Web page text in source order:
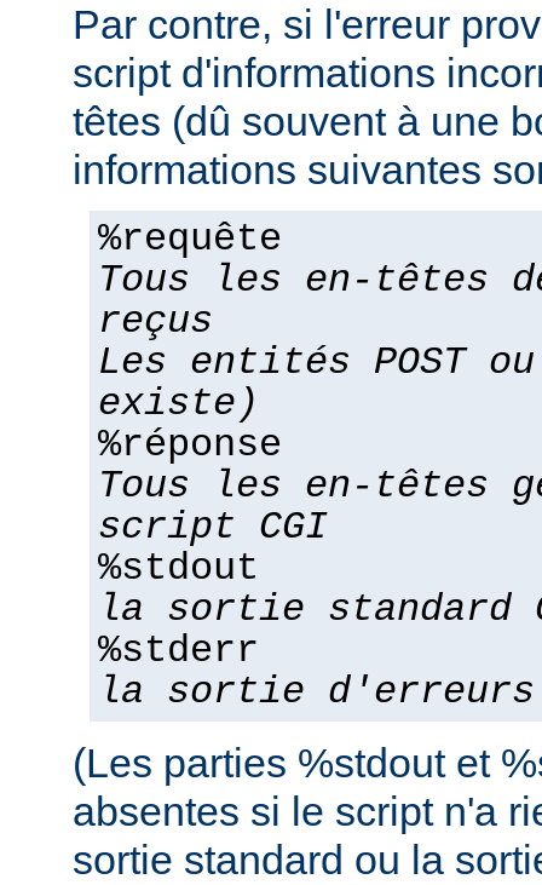
Par contre, si l'erreur
script d'informations
têtes (dû souvent à une
informations suivantes
%requête
Tous les en-têtes
reçus
Les entités POST
existe)
%réponse
Tous les en-têtes
script CGI
%stdout
la sortie standard
%stderr
la sortie d'erreurs
(Les parties %stdout et
absentes si le script n'a
sortie standard ou la